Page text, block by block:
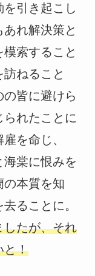
引き起こし
れ解決策と
索すること
ねること
皆に避けら
れたことに
を命じ、
海棠に恨みを
本質を知
ることに。
したが、それ
と！